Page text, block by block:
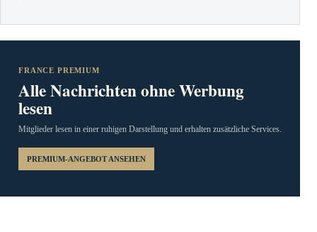
FRANCE PREMIUM
Alle Nachrichten ohne Werbung
lesen
Mitglieder lesen in einer ruhigen Darstellung und erhalten zusätzliche Services.
PREMIUM-ANGEBOT ANSEHEN